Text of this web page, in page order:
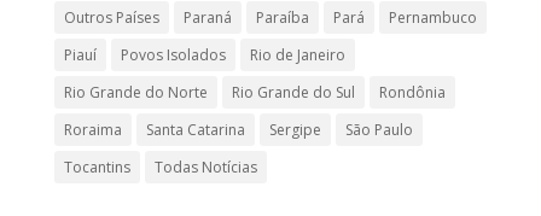
Outros Países
Paraná Paraíba Pará
Pernambuco
Piauí
Povos Isolados
Rio de Janeiro
Rio Grande do Norte
Rio Grande do Sul
Rondônia
Roraima
Santa Catarina Sergipe
São Paulo
Tocantins
Todas Notícias